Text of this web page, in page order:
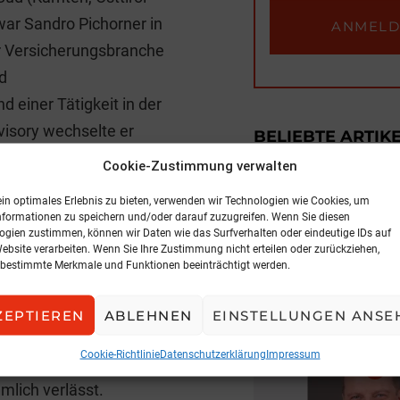
Cookie-Zustimmung verwalten
optimales Erlebnis zu bieten, verwenden wir Technologien wie Cookies, um
zu speichern und/oder darauf zuzugreifen. Wenn Sie diesen
zustimmen, können wir Daten wie das Surfverhalten oder eindeutige IDs auf
verarbeiten. Wenn Sie Ihre Zustimmung nicht erteilen oder zurückziehen,
Merkmale und Funktionen beeinträchtigt werden.
ABLEHNEN EINSTELLUNGEN
Cookie-RichtlinieDatenschutzerklärungImpressum
Sandro Pichorner in
einer Tätigkeit in der
wechselte er
und für den Erfolg von
sein Engagement
und
ausgeprägten
Besetzung für unseren
für Vertrieb bei der
Pichorner übernimmt
verlässt.
BELIEBTE
Expansion in